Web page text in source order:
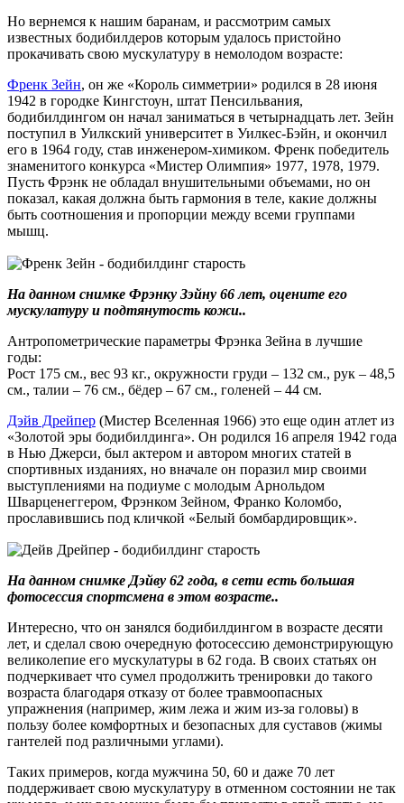
Но вернемся к нашим баранам, и рассмотрим самых
известных бодибилдеров которым удалось пристойно
прокачивать свою мускулатуру в немолодом возрасте:
Френк Зейн, он же «Король симметрии» родился в 28 июня
1942 в городке Кингстоун, штат Пенсильвания,
бодибилдингом он начал заниматься в четырнадцать лет. Зейн
поступил в Уилкский университет в Уилкес-Бэйн, и окончил
его в 1964 году, став инженером-химиком. Френк победитель
знаменитого конкурса «Мистер Олимпия» 1977, 1978, 1979.
Пусть Фрэнк не обладал внушительными объемами, но он
показал, какая должна быть гармония в теле, какие должны
быть соотношения и пропорции между всеми группами
мышц.
На данном снимке Фрэнку Зэйну 66 лет, оцените его
мускулатуру и подтянутость кожи..
Антропометрические параметры Фрэнка Зейна в лучшие
годы:
Рост 175 см., вес 93 кг., окружности груди – 132 см., рук – 48,5
см., талии – 76 см., бёдер – 67 см., голеней – 44 см.
Дэйв Дрейпер (Мистер Вселенная 1966) это еще один атлет из
«Золотой эры бодибилдинга». Он родился 16 апреля 1942 года
в Нью Джерси, был актером и автором многих статей в
спортивных изданиях, но вначале он поразил мир своими
выступлениями на подиуме с молодым Арнольдом
Шварценеггером, Фрэнком Зейном, Франко Коломбо,
прославившись под кличкой «Белый бомбардировщик».
На данном снимке Дэйву 62 года, в сети есть большая
фотосессия спортсмена в этом возрасте..
Интересно, что он занялся бодибилдингом в возрасте десяти
лет, и сделал свою очередную фотосессию демонстрирующую
великолепие его мускулатуры в 62 года. В своих статьях он
подчеркивает что сумел продолжить тренировки до такого
возраста благодаря отказу от более травмоопасных
упражнения (например, жим лежа и жим из-за головы) в
пользу более комфортных и безопасных для суставов (жимы
гантелей под различными углами).
Таких примеров, когда мужчина 50, 60 и даже 70 лет
поддерживает свою мускулатуру в отменном состоянии не так